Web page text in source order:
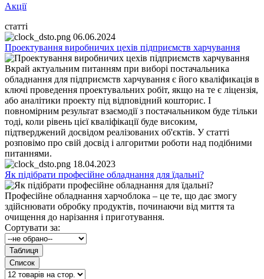
Акції
статті
06.06.2024
Проектування виробничих цехів підприємств харчування
Вкрай актуальним питанням при виборі постачальника
обладнання для підприємств харчування є його кваліфикація в
ключі проведення проектувальних робіт, якщо на те є ліцензія,
або аналітики проекту під відповідний кошторис. І
повномірним результат взаємодії з постачальником буде тільки
тоді, коли рівень цієї кваліфікації буде високим,
підтверджений досвідом реалізованих об'єктів. У статті
розповімо про свій досвід і алгоритми роботи над подібними
питаннями.
18.04.2023
Як підібрати професійне обладнання для їдальні?
Професійне обладнання харчоблока – це те, що дає змогу
здійснювати обробку продуктів, починаючи від миття та
очищення до нарізання і приготування.
Сортувати за: